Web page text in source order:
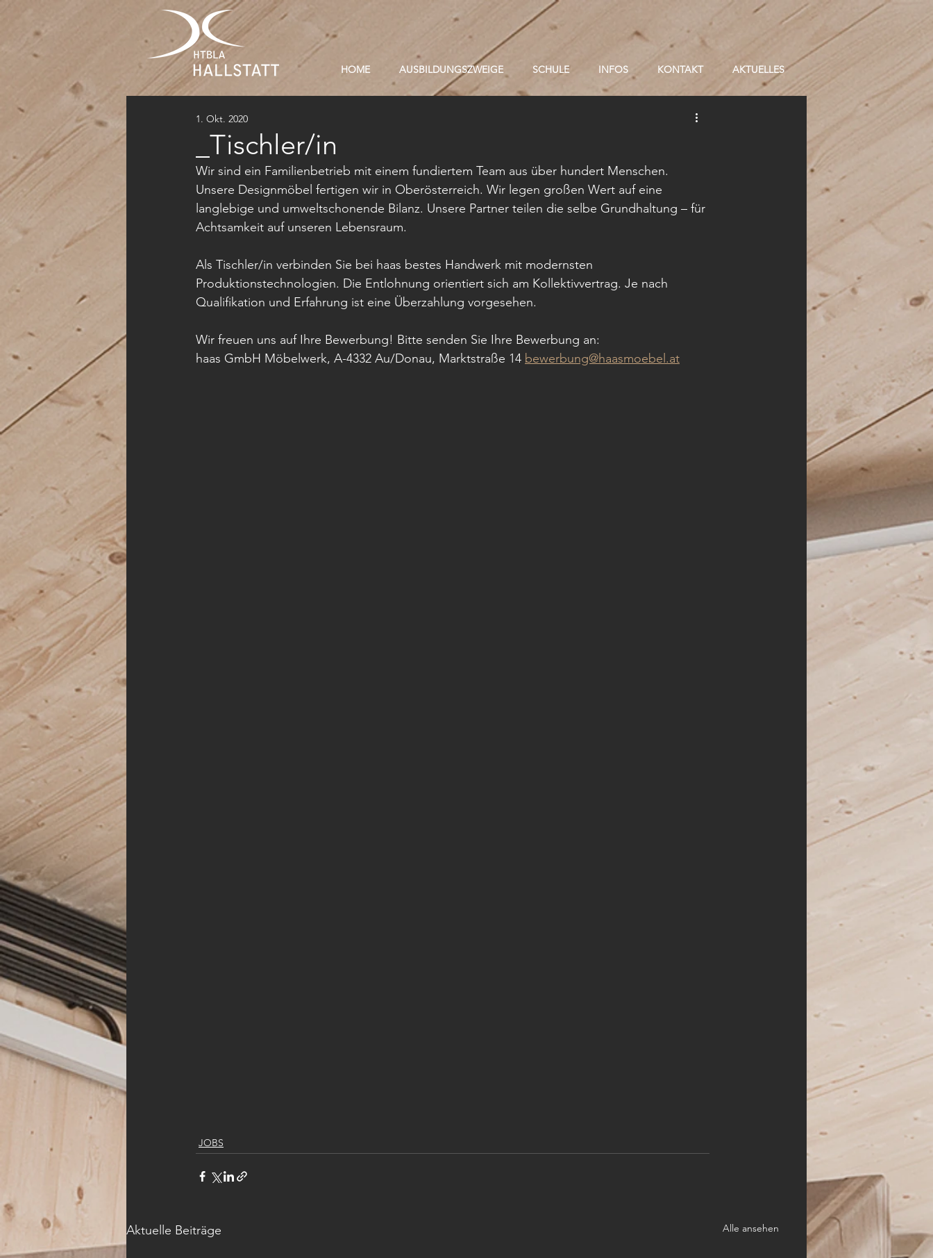
HOME AUSBILDUNGSZWEIGE SCHULE INFOS KONTAKT AKTUELLES
_Tischler/in
1. Okt. 2020
Wir sind ein Familienbetrieb mit einem fundiertem Team aus über hundert Menschen.
Unsere Designmöbel fertigen wir in Oberösterreich. Wir legen großen Wert auf eine
langlebige und umweltschonende Bilanz. Unsere Partner teilen die selbe Grundhaltung – für
Achtsamkeit auf unseren Lebensraum.
Als Tischler/in verbinden Sie bei haas bestes Handwerk mit modernsten
Produktionstechnologien. Die Entlohnung orientiert sich am Kollektivvertrag. Je nach
Qualifikation und Erfahrung ist eine Überzahlung vorgesehen.
Wir freuen uns auf Ihre Bewerbung! Bitte senden Sie Ihre Bewerbung an:
haas GmbH Möbelwerk, A-4332 Au/Donau, Marktstraße 14 bewerbung@haasmoebel.at
JOBS
Aktuelle Beiträge Alle ansehen